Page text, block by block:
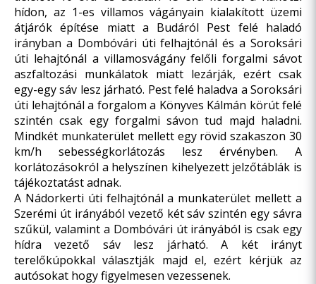
hídon, az 1-es villamos vágányain kialakított üzemi
átjárók építése miatt a Budáról Pest felé haladó
irányban a Dombóvári úti felhajtónál és a Soroksári
úti lehajtónál a villamosvágány felőli forgalmi sávot
aszfaltozási munkálatok miatt lezárják, ezért csak
egy-egy sáv lesz járható. Pest felé haladva a Soroksári
úti lehajtónál a forgalom a Könyves Kálmán körút felé
szintén csak egy forgalmi sávon tud majd haladni.
Mindkét munkaterület mellett egy rövid szakaszon 30
km/h sebességkorlátozás lesz érvényben. A
korlátozásokról a helyszínen kihelyezett jelzőtáblák is
tájékoztatást adnak.
A Nádorkerti úti felhajtónál a munkaterület mellett a
Szerémi út irányából vezető két sáv szintén egy sávra
szűkül, valamint a Dombóvári út irányából is csak egy
hídra vezető sáv lesz járható. A két irányt
terelőkúpokkal választják majd el, ezért kérjük az
autósokat hogy figyelmesen vezessenek.